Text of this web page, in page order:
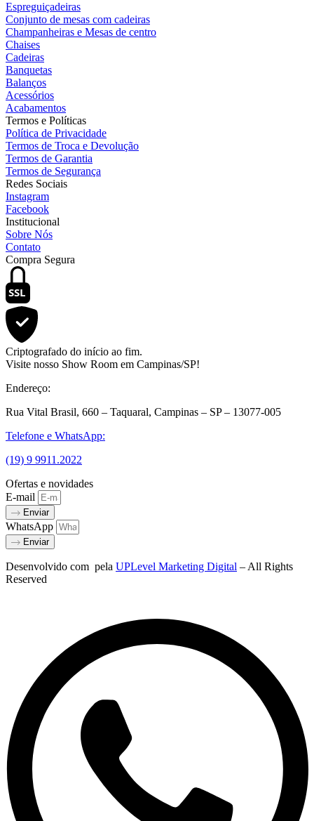
Espreguiçadeiras
Conjunto de mesas com cadeiras
Champanheiras e Mesas de centro
Chaises
Cadeiras
Banquetas
Balanços
Acessórios
Acabamentos
Termos e Políticas
Política de Privacidade
Termos de Troca e Devolução
Termos de Garantia
Termos de Segurança
Redes Sociais
Instagram
Facebook
Institucional
Sobre Nós
Contato
Compra Segura
SSL
Criptografado do início ao fim.
Visite nosso Show Room em Campinas/SP!
Endereço:
Rua Vital Brasil, 660 – Taquaral, Campinas – SP – 13077-005
Telefone e WhatsApp:
(19) 9 9911.2022
Ofertas e novidades
E-mail
Enviar
WhatsApp
Enviar
Desenvolvido com pela UPLevel Marketing Digital – All Rights
Reserved